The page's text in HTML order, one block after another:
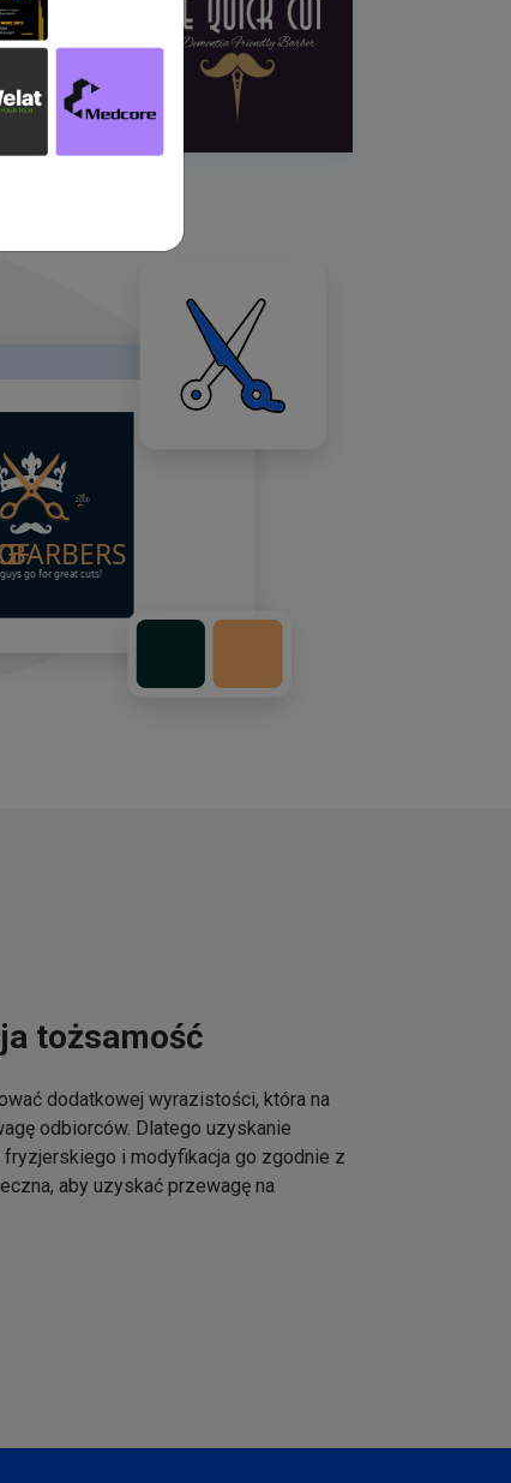
tożsamość
dodatkowej wyrazistości, która na
odbiorców. Dlatego uzyskanie
i modyfikacja go zgodnie z
aby uzyskać przewagę na